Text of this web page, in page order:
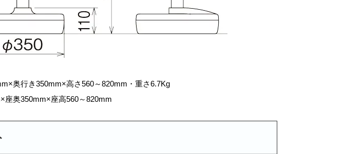
奥行き350mm×高さ560～820mm・重さ6.7Kg
座奥350mm×座高560～820mm